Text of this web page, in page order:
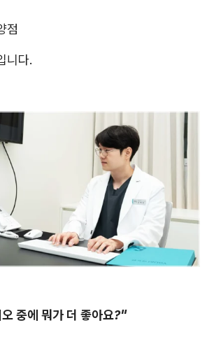
점
니다.
중에 뭐가 더 좋아요?"